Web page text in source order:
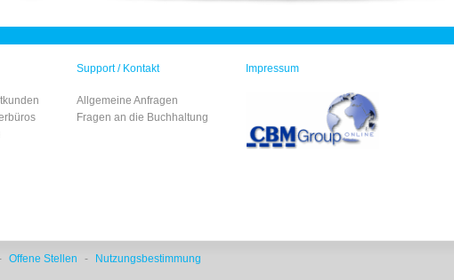
Support / Kontakt
Allgemeine Anfragen
Fragen an die Buchhaltung
Impressum
Offene Stellen -
Nutzungsbestimmung